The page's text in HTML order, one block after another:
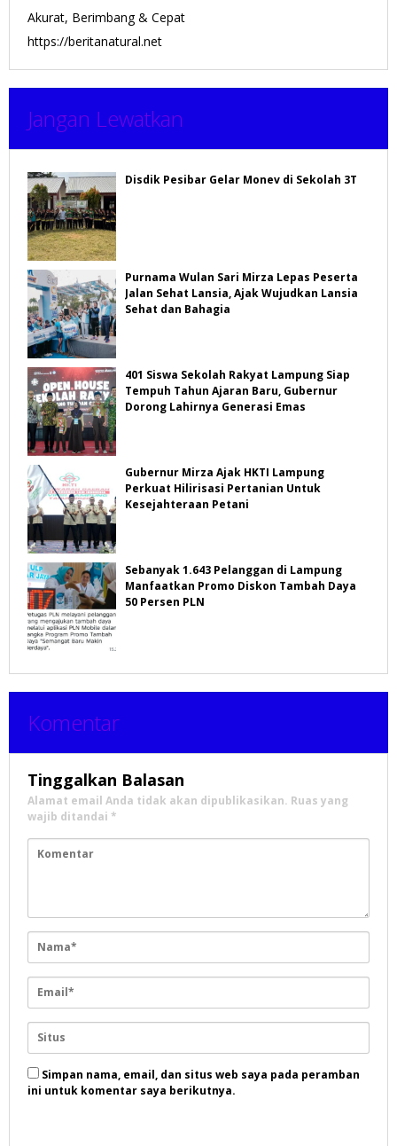
Akurat, Berimbang & Cepat
https://beritanatural.net
Jangan Lewatkan
Disdik Pesibar Gelar Monev di Sekolah 3T
Purnama Wulan Sari Mirza Lepas Peserta
Jalan Sehat Lansia, Ajak Wujudkan Lansia
Sehat dan Bahagia
401 Siswa Sekolah Rakyat Lampung Siap
Tempuh Tahun Ajaran Baru, Gubernur
Dorong Lahirnya Generasi Emas
Gubernur Mirza Ajak HKTI Lampung
Perkuat Hilirisasi Pertanian Untuk
Kesejahteraan Petani
Sebanyak 1.643 Pelanggan di Lampung
Manfaatkan Promo Diskon Tambah Daya
50 Persen PLN
Komentar
Tinggalkan Balasan
Alamat email Anda tidak akan dipublikasikan. Ruas yang
wajib ditandai *
Simpan nama, email, dan situs web saya pada peramban
ini untuk komentar saya berikutnya.